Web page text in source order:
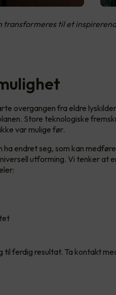
til et
overgangen fra eldre
Store teknologiske
var mulige før.
endret seg, som kan
utforming. Vi tenker at
til ferdig resultat. Ta kontakt